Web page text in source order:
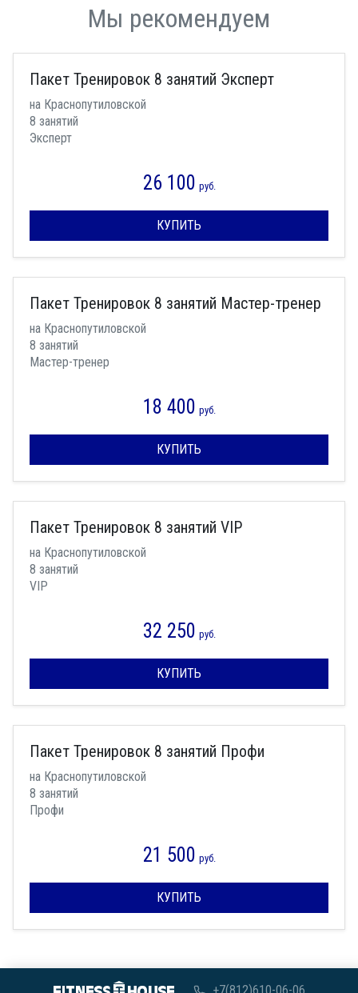
Мы рекомендуем
Пакет Тренировок 8 занятий Эксперт
на Краснопутиловской
8 занятий
Эксперт
26 100 руб.
КУПИТЬ
Пакет Тренировок 8 занятий Мастер-тренер
на Краснопутиловской
8 занятий
Мастер-тренер
18 400 руб.
КУПИТЬ
Пакет Тренировок 8 занятий VIP
на Краснопутиловской
8 занятий
VIP
32 250 руб.
КУПИТЬ
Пакет Тренировок 8 занятий Профи
на Краснопутиловской
8 занятий
Профи
21 500 руб.
КУПИТЬ